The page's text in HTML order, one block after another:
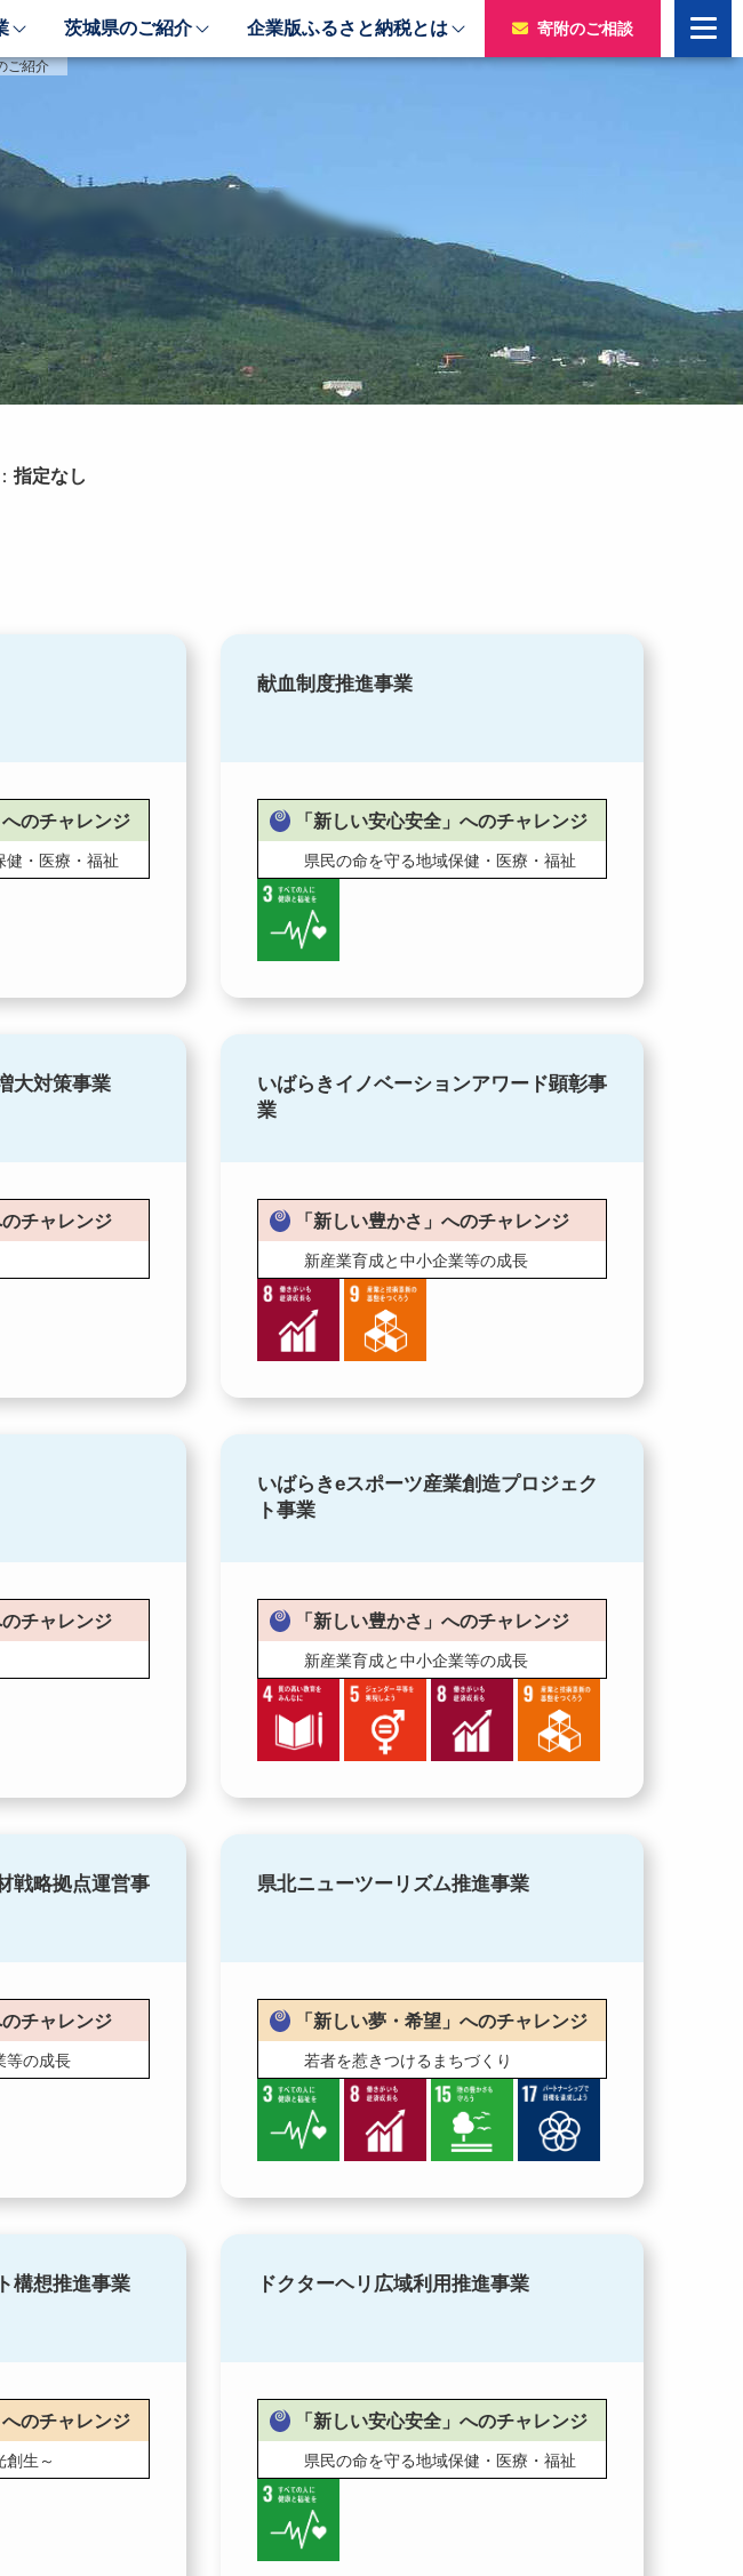
茨城県のご紹介 企業版ふるさと納税とは 寄附のご相談
城県のご紹介
レンジ
寄附をいただいた企業様
令和3年度寄附企業一覧
令和2年度寄附企業一覧
ご紹介
指定なし
へのチャレンジ
健・医療・福祉
献血制度推進事業
「新しい安心安全」へのチャレンジ
県民の命を守る地域保健・医療・福祉
大対策事業
のチャレンジ
いばらきイノベーションアワード顕彰事
業
「新しい豊かさ」へのチャレンジ
新産業育成と中小企業等の成長
のチャレンジ
いばらきeスポーツ産業創造プロジェク
ト事業
「新しい豊かさ」へのチャレンジ
新産業育成と中小企業等の成長
戦略拠点運営事
のチャレンジ
等の成長
県北ニューツーリズム推進事業
「新しい夢・希望」へのチャレンジ
若者を惹きつけるまちづくり
構想推進事業
へのチャレンジ
創生～
ドクターヘリ広域利用推進事業
「新しい安心安全」へのチャレンジ
県民の命を守る地域保健・医療・福祉